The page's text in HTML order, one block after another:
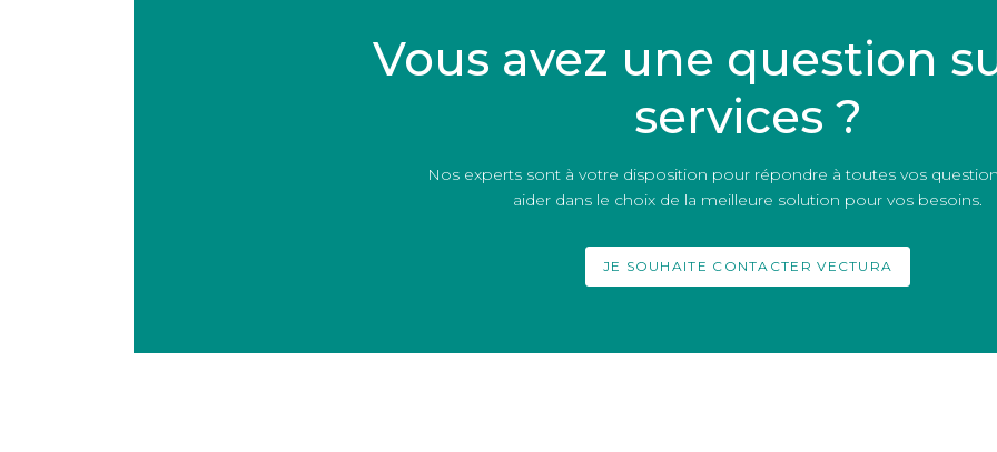
Vous avez une question
services ?
Nos experts sont à votre disposition pour répondre à toutes vos
aider dans le choix de la meilleure solution pour vos besoins.
JE SOUHAITE CONTACTER VECTURA